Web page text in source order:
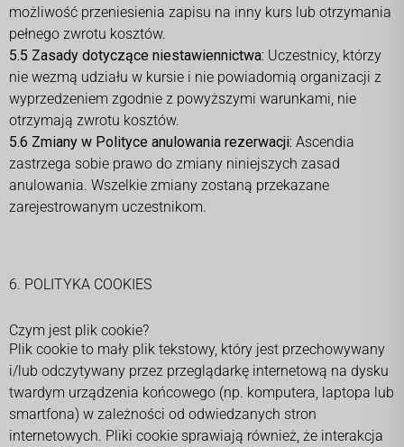
możliwość przeniesienia zapisu na inny kurs lub otrzymania
pełnego zwrotu kosztów.
5.5 Zasady dotyczące niestawiennictwa: Uczestnicy, którzy
nie wezmą udziału w kursie i nie powiadomią organizacji z
wyprzedzeniem zgodnie z powyższymi warunkami, nie
otrzymają zwrotu kosztów.
5.6 Zmiany w Polityce anulowania rezerwacji: Ascendia
zastrzega sobie prawo do zmiany niniejszych zasad
anulowania. Wszelkie zmiany zostaną przekazane
zarejestrowanym uczestnikom.
6. POLITYKA COOKIES
Czym jest plik cookie?
Plik cookie to mały plik tekstowy, który jest przechowywany
i/lub odczytywany przez przeglądarkę internetową na dysku
twardym urządzenia końcowego (np. komputera, laptopa lub
smartfona) w zależności od odwiedzanych stron
internetowych. Pliki cookie sprawiają również, że interakcja